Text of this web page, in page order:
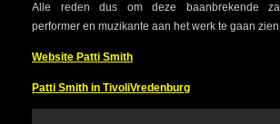
Alle reden dus om deze baanbrekende
performer en muzikante aan het werk te gaan
Website Patti Smith
Patti Smith in TivoliVredenburg